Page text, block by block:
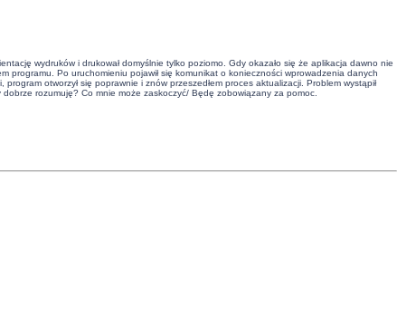
wydruków i drukował domyślnie tylko poziomo. Gdy okazało się że aplikacja dawno nie
programu. Po uruchomieniu pojawił się komunikat o konieczności wprowadzenia danych
otworzył się poprawnie i znów przeszedłem proces aktualizacji. Problem wystąpił
rozumuję? Co mnie może zaskoczyć/ Będę zobowiązany za pomoc.